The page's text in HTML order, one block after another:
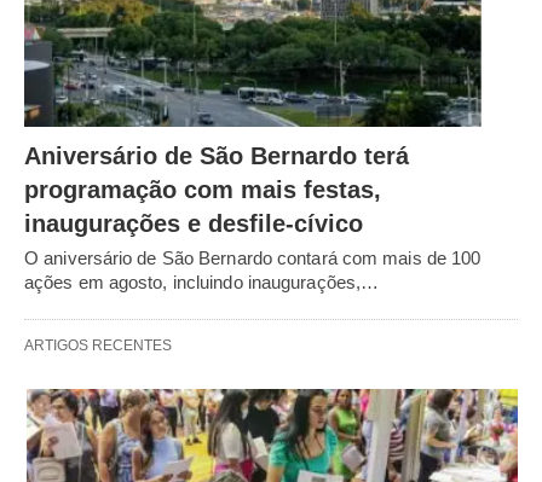
Aniversário de São Bernardo terá
programação com mais festas,
inaugurações e desfile-cívico
O aniversário de São Bernardo contará com mais de 100
ações em agosto, incluindo inaugurações,…
ARTIGOS RECENTES